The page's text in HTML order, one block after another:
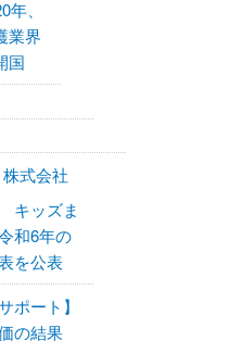
年、
業界
国
式会社
キッズま
和6年の
を公表
ポート】
の結果